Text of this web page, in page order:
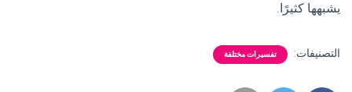
يشبهها كثيرًا.
التصنيفات: تفسيرات مختلفة